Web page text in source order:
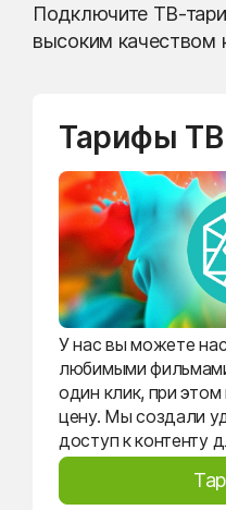
Подключите ТВ-
высоким качеством
Тарифы ТВ
У нас вы можете
любимыми
один клик, при
цену. Мы создали
доступ к контенту